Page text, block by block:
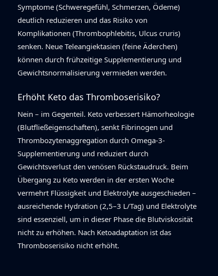
Symptome (Schweregefühl, Schmerzen, Ödeme)
deutlich reduzieren und das Risiko von
Komplikationen (Thrombophlebitis, Ulcus cruris)
senken. Neue Teleangiektasien (feine Äderchen)
können durch frühzeitige Supplementierung und
Gewichtsnormalisierung vermieden werden.
Erhöht Keto das Thromboserisiko?
Nein – im Gegenteil. Keto verbessert Hämorheologie
(Blutfließeigenschaften), senkt Fibrinogen und
Thrombozytenaggregation durch Omega-3-
Supplementierung und reduziert durch
Gewichtsverlust den venösen Rückstaudruck. Beim
Übergang zu Keto werden in der ersten Woche
vermehrt Flüssigkeit und Elektrolyte ausgeschieden –
ausreichende Hydration (2,5–3 L/Tag) und Elektrolyte
sind essenziell, um in dieser Phase die Blutviskosität
nicht zu erhöhen. Nach Ketoadaptation ist das
Thromboserisiko nicht erhöht.